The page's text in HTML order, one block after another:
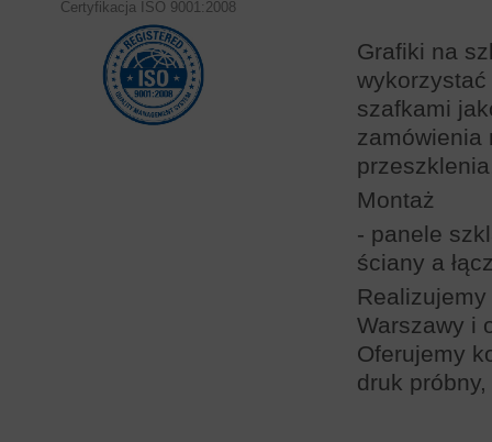
Certyfikacja ISO 9001:2008
Grafiki na
wykorzystać
szafkami
zamówienia
Montaż
- panele
ściany a
Warszawy i
Oferujemy
druk